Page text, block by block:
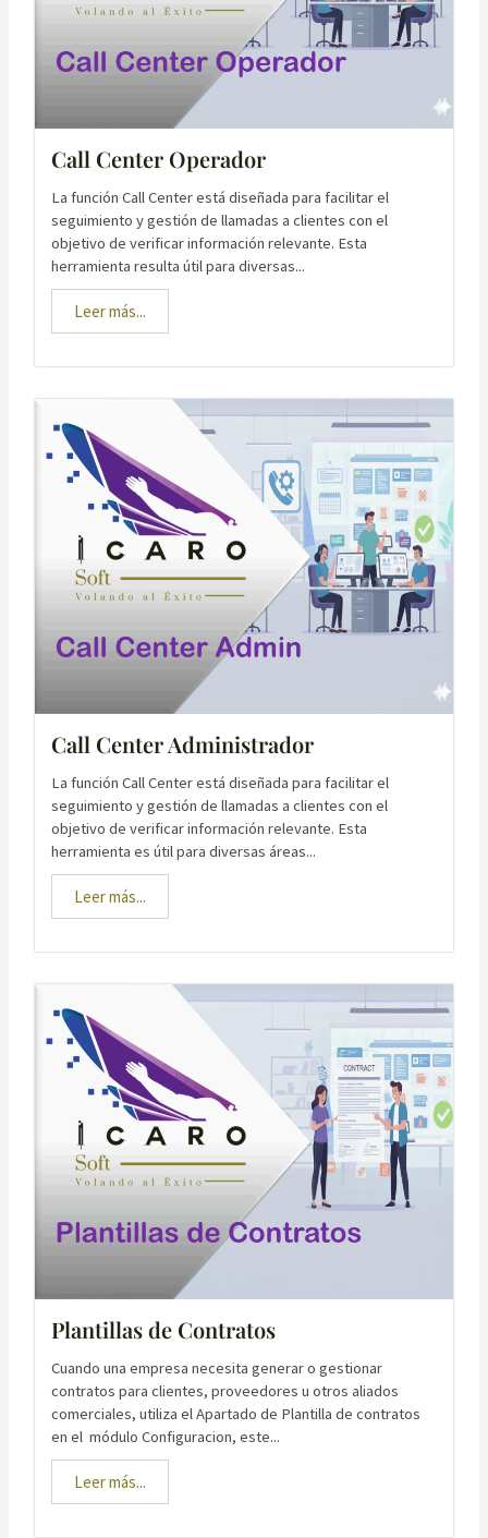
Call Center Operador
La función Call Center está diseñada para facilitar el
seguimiento y gestión de llamadas a clientes con el
objetivo de verificar información relevante. Esta
herramienta resulta útil para diversas...
Leer más...
Call Center Administrador
La función Call Center está diseñada para facilitar el
seguimiento y gestión de llamadas a clientes con el
objetivo de verificar información relevante. Esta
herramienta es útil para diversas áreas...
Leer más...
Plantillas de Contratos
Cuando una empresa necesita generar o gestionar
contratos para clientes, proveedores u otros aliados
comerciales, utiliza el Apartado de Plantilla de contratos
en el módulo Configuracion, este...
Leer más...